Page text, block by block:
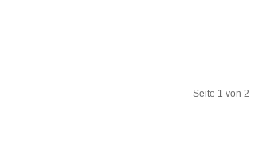
Seite 1 von 2